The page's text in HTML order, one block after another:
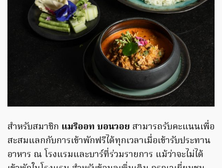
สำหรับสมาชิก แมริออท บอนวอย สามารถรับคะแนนเพื่อ
สะสมแลกกับการเข้าพักฟรีได้ทุกเวลาเมื่อเข้ารับประทาน
อาหาร ณ โรงแรมและบาร์ที่ร่วมรายการ แม้ว่าจะไม่ได้